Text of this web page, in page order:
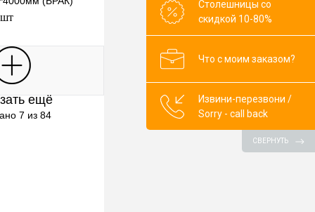
корзину
К сравнению
ещё
7 из 84
Столешницы со
скидкой 10-80%
Что с моим заказом?
Извини-перезвони /
Sorry - call back
СВЕРНУТЬ